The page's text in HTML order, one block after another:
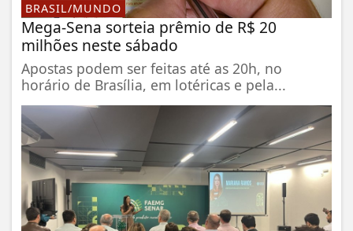
BRASIL/MUNDO
Mega-Sena sorteia prêmio de R$ 20
milhões neste sábado
Apostas podem ser feitas até as 20h, no
horário de Brasília, em lotéricas e pela...